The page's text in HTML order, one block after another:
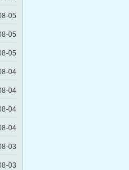
05
05
05
04
04
04
04
03
03